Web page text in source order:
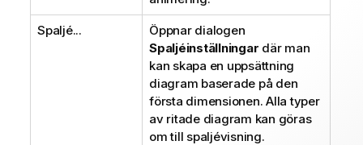
Spaljé...
Öppnar dialogen
Spaljéinställningar där man
kan skapa en uppsättning
diagram baserade på den
första dimensionen. Alla typer
av ritade diagram kan göras
om till spaljévisning.